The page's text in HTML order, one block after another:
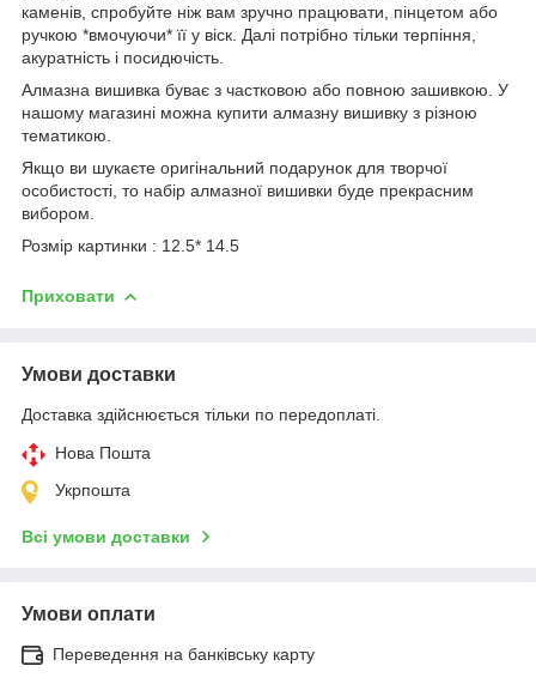
каменів, спробуйте ніж вам зручно працювати, пінцетом або
ручкою *вмочуючи* її у віск. Далі потрібно тільки терпіння,
акуратність і посидючість.
Алмазна вишивка буває з частковою або повною зашивкою. У
нашому магазині можна купити алмазну вишивку з різною
тематикою.
Якщо ви шукаєте оригінальний подарунок для творчої
особистості, то набір алмазної вишивки буде прекрасним
вибором.
Розмір картинки : 12.5* 14.5
Приховати
Умови доставки
Доставка здійснюється тільки по передоплаті.
Нова Пошта
Укрпошта
Всі умови доставки
Умови оплати
Переведення на банківську карту